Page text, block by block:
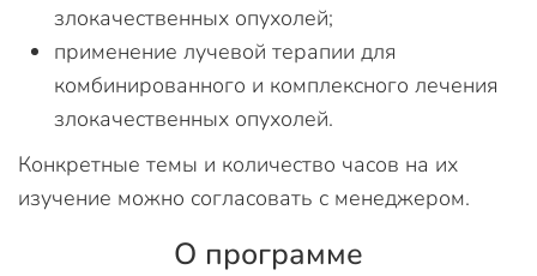
злокачественных опухолей;
применение лучевой терапии для
комбинированного и комплексного лечения
злокачественных опухолей.
Конкретные темы и количество часов на их
изучение можно согласовать с менеджером.
О программе